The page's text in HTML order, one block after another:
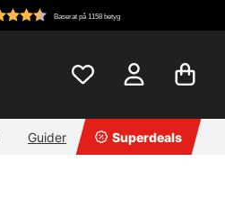
Baserat på 1158 betyg
Guider Superdeals